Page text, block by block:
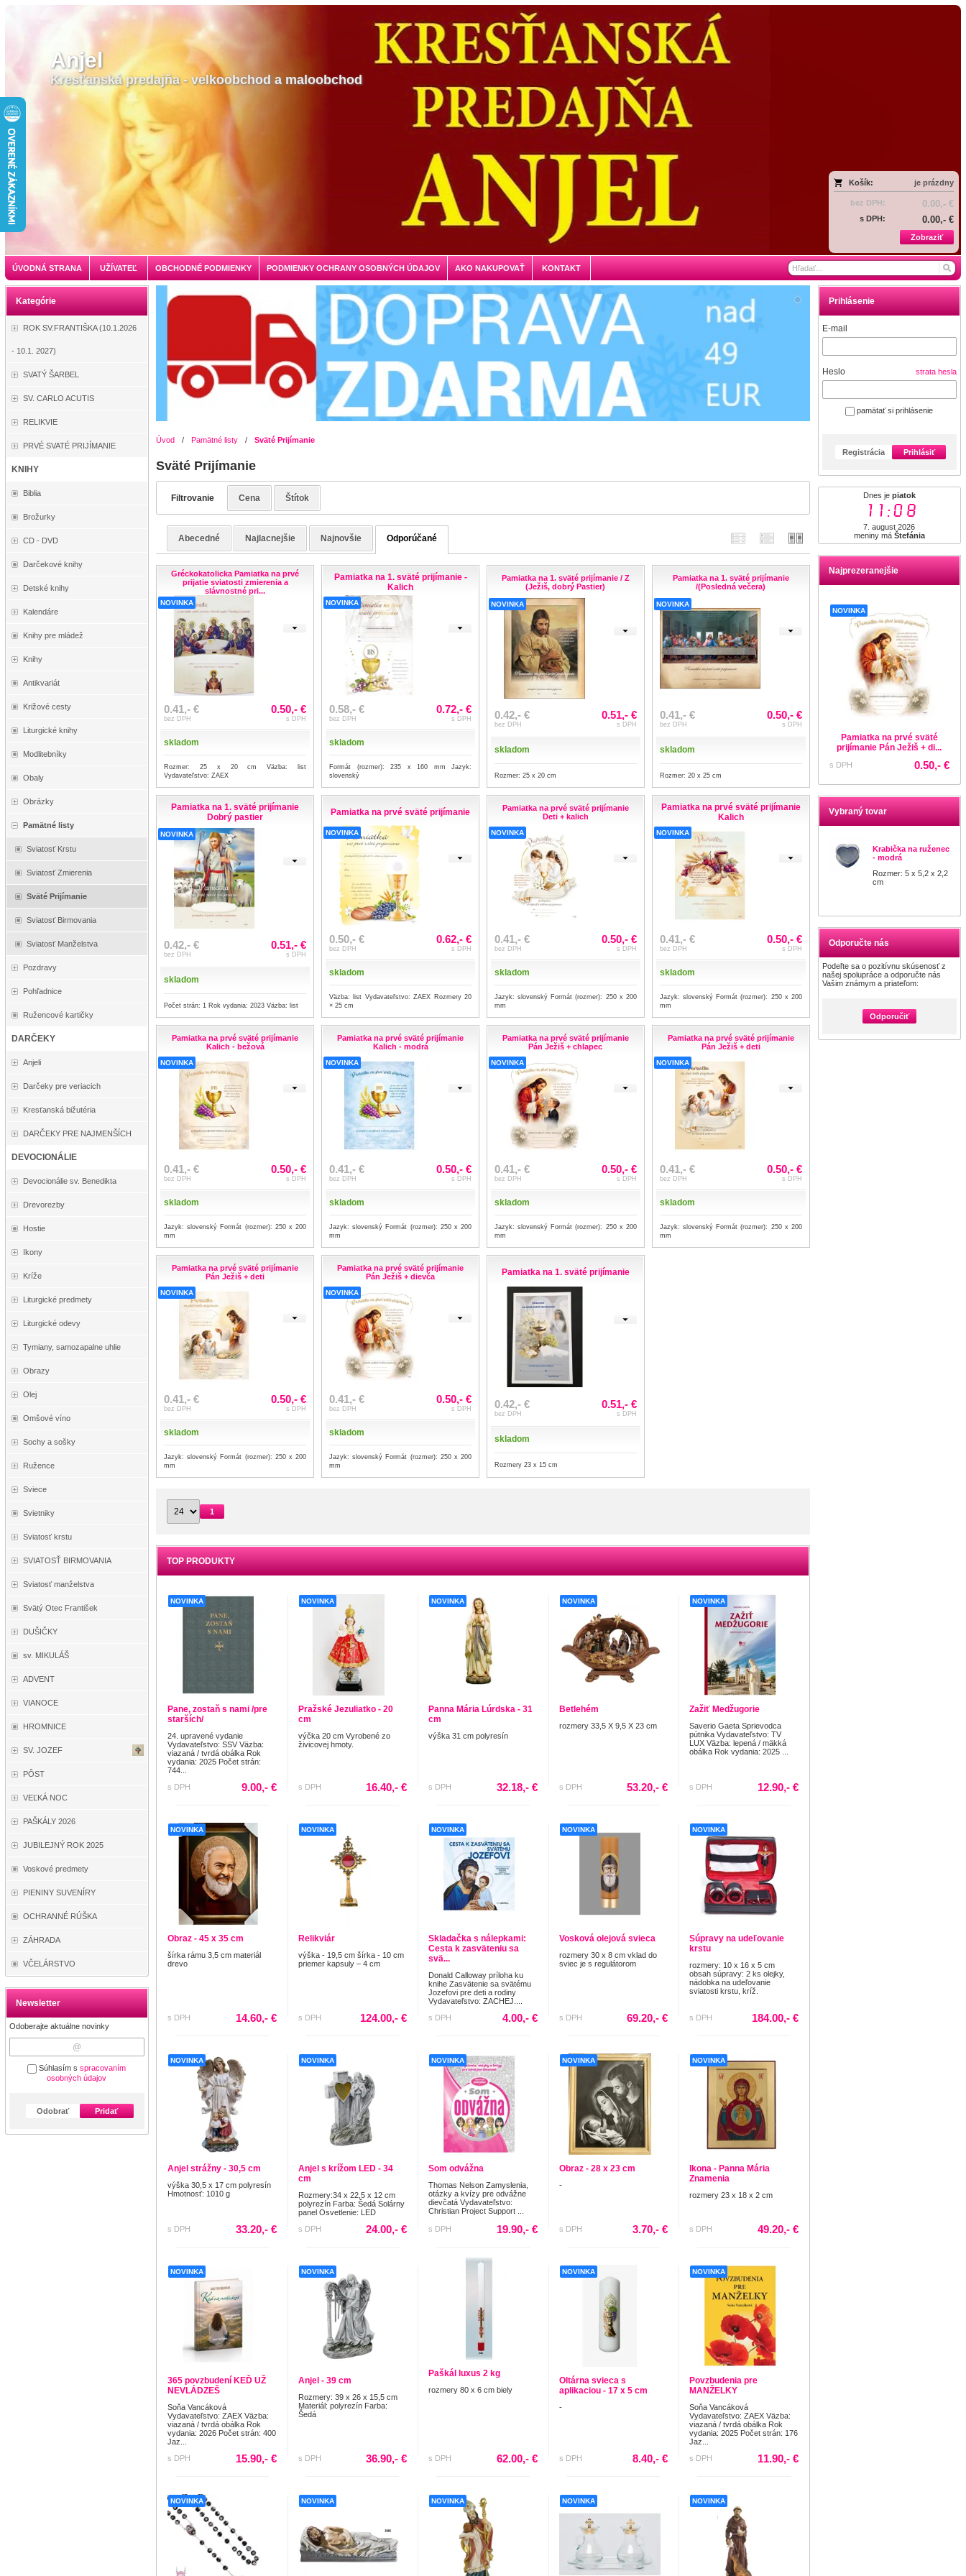
Košík: je prázdny
bez DPH: 0.00,- €
s DPH: 0.00,- €
Zobraziť
Anjel
Kresťanská predajňa - velkoobchod a maloobchod
ÚVODNÁ STRANA UŽÍVATEĽ OBCHODNÉ PODMIENKY PODMIENKY OCHRANY OSOBNÝCH ÚDAJOV AKO NAKUPOVAŤ KONTAKT
Kategórie
ROK SV.FRANTIŠKA (10.1.2026
- 10.1. 2027)
SVATÝ ŠARBEL
SV. CARLO ACUTIS
RELIKVIE
PRVÉ SVATÉ PRIJÍMANIE
KNIHY
Biblia
Brožurky
CD - DVD
Darčekové knihy
Detské knihy
Kalendáre
Knihy pre mládež
Knihy
Antikvariát
Križové cesty
Liturgické knihy
Modlitebníky
Obaly
Obrázky
Pamätné listy
Sviatosť Krstu
Sviatosť Zmierenia
Sväté Prijímanie
Sviatosť Birmovania
Sviatosť Manželstva
Pozdravy
Pohľadnice
Ružencové kartičky
DARČEKY
Anjeli
Darčeky pre veriacich
Kresťanská bižutéria
DARČEKY PRE NAJMENŠÍCH
DEVOCIONÁLIE
Devocionálie sv. Benedikta
Drevorezby
Hostie
Ikony
Kríže
Liturgické predmety
Liturgické odevy
Tymiany, samozapalne uhlie
Obrazy
Olej
Omšové víno
Sochy a sošky
Ružence
Sviece
Svietniky
Sviatosť krstu
SVIATOSŤ BIRMOVANIA
Sviatosť manželstva
Svätý Otec František
DUŠIČKY
sv. MIKULÁŠ
ADVENT
VIANOCE
HROMNICE
SV. JOZEF
PÔST
VEĽKÁ NOC
PAŠKÁLY 2026
JUBILEJNÝ ROK 2025
Voskové predmety
PIENINY SUVENÍRY
OCHRANNÉ RÚŠKA
ZÁHRADA
VČELÁRSTVO
Newsletter
Odoberajte aktuálne novinky
Súhlasím sspracovaním
osobných údajov
Odobrať Pridať
Prihlásenie
E-mail
Heslo strata hesla
pamätať si prihlásenie
Registrácia Prihlásiť
Dnes je piatok
11:08
7. august 2026
meniny má Štefánia
Najprezeranejšie
NOVINKA
Pamiatka na prvé sväté
prijímanie Pán Ježiš + di...
s DPH 0.50,- €
Vybraný tovar
Krabička na ruženec
- modrá
Rozmer: 5 x 5,2 x 2,2
cm
Odporučte nás
Podeľte sa o pozitívnu skúsenosť z
našej spolupráce a odporučte nás
Vašim známym a priateľom:
Odporučiť
Úvod / Pamätné listy / Sväté Prijímanie
Sväté Prijímanie
Filtrovanie Cena Štítok
Abecedné Najlacnejšie Najnovšie Odporúčané
Gréckokatolicka Pamiatka na prvé
prijatie sviatosti zmierenia a
slávnostné pri...
NOVINKA
0.41,- €
bez DPH
0.50,- €
s DPH
skladom
Rozmer: 25 x 20 cm Väzba: list
Vydavateľstvo: ZAEX
Pamiatka na 1. sväté prijímanie -
Kalich
NOVINKA
0.58,- €
bez DPH
0.72,- €
s DPH
skladom
Formát (rozmer): 235 x 160 mm Jazyk:
slovenský
Pamiatka na 1. sväté prijímanie / Z
(Ježiš, dobrý Pastier)
NOVINKA
0.42,- €
bez DPH
0.51,- €
s DPH
skladom
Rozmer: 25 x 20 cm
Pamiatka na 1. sväté prijímanie
/(Posledná večera)
NOVINKA
0.41,- €
bez DPH
0.50,- €
s DPH
skladom
Rozmer: 20 x 25 cm
Pamiatka na 1. sväté prijímanie
Dobrý pastier
NOVINKA
0.42,- €
bez DPH
0.51,- €
s DPH
skladom
Počet strán: 1 Rok vydania: 2023 Väzba: list
Pamiatka na prvé sväté prijímanie
NOVINKA
0.50,- €
bez DPH
0.62,- €
s DPH
skladom
Väzba: list Vydavateľstvo: ZAEX Rozmery 20
× 25 cm
Pamiatka na prvé sväté prijímanie
Deti + kalich
NOVINKA
0.41,- €
bez DPH
0.50,- €
s DPH
skladom
Jazyk: slovenský Formát (rozmer): 250 x 200
mm
Pamiatka na prvé sväté prijímanie
Kalich
NOVINKA
0.41,- €
bez DPH
0.50,- €
s DPH
skladom
Jazyk: slovenský Formát (rozmer): 250 x 200
mm
Pamiatka na prvé sväté prijímanie
Kalich - bežová
NOVINKA
0.41,- €
bez DPH
0.50,- €
s DPH
skladom
Jazyk: slovenský Formát (rozmer): 250 x 200
mm
Pamiatka na prvé sväté prijímanie
Kalich - modrá
NOVINKA
0.41,- €
bez DPH
0.50,- €
s DPH
skladom
Jazyk: slovenský Formát (rozmer): 250 x 200
mm
Pamiatka na prvé sväté prijímanie
Pán Ježiš + chlapec
NOVINKA
0.41,- €
bez DPH
0.50,- €
s DPH
skladom
Jazyk: slovenský Formát (rozmer): 250 x 200
mm
Pamiatka na prvé sväté prijímanie
Pán Ježiš + deti
NOVINKA
0.41,- €
bez DPH
0.50,- €
s DPH
skladom
Jazyk: slovenský Formát (rozmer): 250 x 200
mm
Pamiatka na prvé sväté prijímanie
Pán Ježiš + deti
NOVINKA
0.41,- €
bez DPH
0.50,- €
s DPH
skladom
Jazyk: slovenský Formát (rozmer): 250 x 200
mm
Pamiatka na prvé sväté prijímanie
Pán Ježiš + dievča
NOVINKA
0.41,- €
bez DPH
0.50,- €
s DPH
skladom
Jazyk: slovenský Formát (rozmer): 250 x 200
mm
Pamiatka na 1. sväté prijímanie
0.42,- €
bez DPH
0.51,- €
s DPH
skladom
Rozmery 23 x 15 cm
1
TOP PRODUKTY
NOVINKA
Pane, zostaň s nami /pre
starších/
24. upravené vydanie
Vydavateľstvo: SSV Väzba:
viazaná / tvrdá obálka Rok
vydania: 2025 Počet strán:
744...
s DPH
9.00,- €
NOVINKA
Pražské Jezuliatko - 20
cm
výčka 20 cm Vyrobené zo
živicovej hmoty.
s DPH 16.40,- €
NOVINKA
Panna Mária Lúrdska - 31
cm
výška 31 cm polyresín
s DPH 32.18,- €
NOVINKA
Betlehém
rozmery 33,5 X 9,5 X 23 cm
s DPH 53.20,- €
NOVINKA
Zažiť Medžugorie
Saverio Gaeta Sprievodca
pútnika Vydavateľstvo: TV
LUX Väzba: lepená / mäkká
obálka Rok vydania: 2025 ...
s DPH 12.90,- €
NOVINKA
Obraz - 45 x 35 cm
šírka rámu 3,5 cm materiál
drevo
s DPH 14.60,- €
NOVINKA
Relikviár
výška - 19,5 cm šírka - 10 cm
priemer kapsuly – 4 cm
s DPH 124.00,- €
NOVINKA
Skladačka s nálepkami:
Cesta k zasväteniu sa
svä...
Donald Calloway príloha ku
knihe Zasvätenie sa svätému
Jozefovi pre deti a rodiny
Vydavateľstvo: ZACHEJ....
s DPH
4.00,- €
NOVINKA
Vosková olejová svieca
rozmery 30 x 8 cm vklad do
sviec je s regulátorom
s DPH 69.20,- €
NOVINKA
Súpravy na udeľovanie
krstu
rozmery: 10 x 16 x 5 cm
obsah súpravy: 2 ks olejky,
nádobka na udeľovanie
sviatosti krstu, kríž.
s DPH 184.00,- €
NOVINKA
Anjel strážny - 30,5 cm
výška 30,5 x 17 cm polyresín
Hmotnosť: 1010 g
s DPH 33.20,- €
NOVINKA
Anjel s krížom LED - 34
cm
Rozmery:34 x 22,5 x 12 cm
polyrezín Farba: Šedá Solárny
panel Osvetlenie: LED
s DPH
24.00,- €
NOVINKA
Som odvážna
Thomas Nelson Zamyslenia,
otázky a kvízy pre odvážne
dievčatá Vydavateľstvo:
Christian Project Support ...
s DPH 19.90,- €
NOVINKA
Obraz - 28 x 23 cm
-
s DPH 3.70,- €
NOVINKA
Ikona - Panna Mária
Znamenia
rozmery 23 x 18 x 2 cm
s DPH 49.20,- €
NOVINKA
365 povzbudení KEĎ UŽ
NEVLÁDZEŠ
Soňa Vancáková
Vydavateľstvo: ZAEX Väzba:
viazaná / tvrdá obálka Rok
vydania: 2026 Počet strán: 400
Jaz...
s DPH
15.90,- €
NOVINKA
Anjel - 39 cm
Rozmery: 39 x 26 x 15,5 cm
Materiál: polyrezín Farba:
Šedá
s DPH 36.90,- €
Paškál luxus 2 kg
rozmery 80 x 6 cm biely
s DPH 62.00,- €
NOVINKA
Oltárna svieca s
aplikaciou - 17 x 5 cm
-
s DPH 8.40,- €
NOVINKA
Povzbudenia pre
MANŽELKY
Soňa Vancáková
Vydavateľstvo: ZAEX Väzba:
viazaná / tvrdá obálka Rok
vydania: 2025 Počet strán: 176
Jaz...
s DPH
11.90,- €
NOVINKA NOVINKA NOVINKA NOVINKA NOVINKA